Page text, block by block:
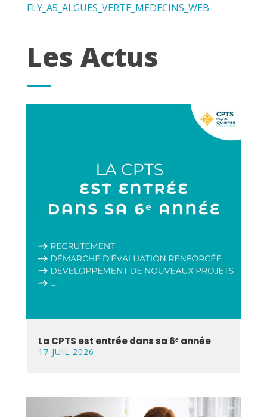
FLY_A5_ALGUES_VERTE_MEDECINS_WEB
Les Actus
La CPTS est entrée dans sa 6ᵉ année
17 JUIL 2026